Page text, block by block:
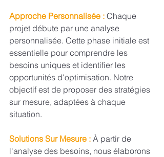
Approche Personnalisée : Chaque
projet débute par une analyse
personnalisée. Cette phase initiale est
essentielle pour comprendre les
besoins uniques et identifier les
opportunités d'optimisation. Notre
objectif est de proposer des stratégies
sur mesure, adaptées à chaque
situation.
Solutions Sur Mesure : À partir de
l'analyse des besoins, nous élaborons